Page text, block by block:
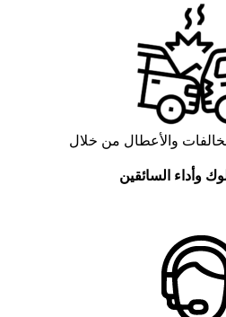
والأعطال من خلال
وأداء السائقين